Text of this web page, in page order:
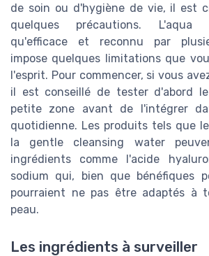
de soin ou d'hygiène de vie, il est
quelques précautions. L'aqua
qu'efficace et reconnu par
impose quelques limitations que
l'esprit. Pour commencer, si vous
il est conseillé de tester d'abord
petite zone avant de l'intégrer
quotidienne. Les produits tels que
la gentle cleansing water
ingrédients comme l'acide
sodium qui, bien que bénéfiques
pourraient ne pas être adaptés à
peau.
Les ingrédients à surveiller